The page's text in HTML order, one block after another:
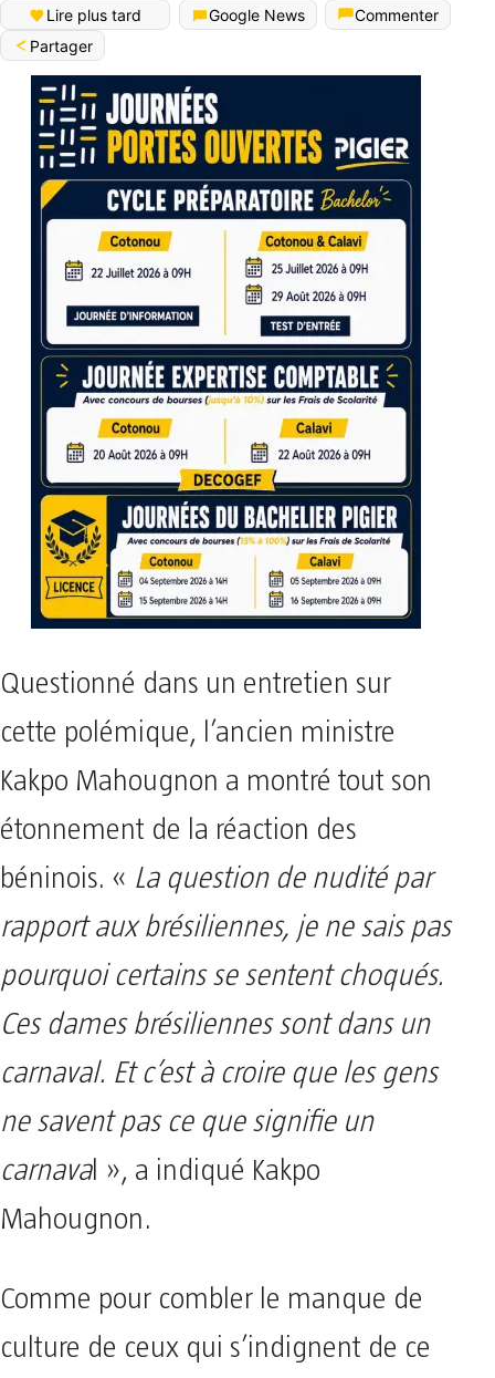
Lire plus tard Google News
Commenter
Partager
Questionné dans un entretien sur
cette polémique, l’ancien ministre
Kakpo Mahougnon a montré tout son
étonnement de la réaction des
béninois. « La question de nudité par
rapport aux brésiliennes, je ne sais pas
pourquoi certains se sentent choqués.
Ces dames brésiliennes sont dans un
carnaval. Et c’est à croire que les gens
ne savent pas ce que signifie un
carnaval », a indiqué Kakpo
Mahougnon.
Comme pour combler le manque de
culture de ceux qui s’indignent de ce